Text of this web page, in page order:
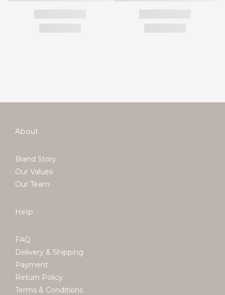
About
Brand Story
Our Values
Our Team
Help
FAQ
Delivery & Shipping
Payment
Return Policy
Terms & Conditions